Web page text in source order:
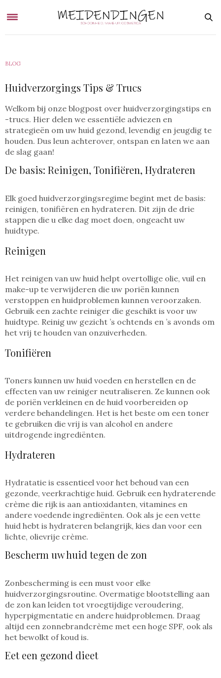
BLOG
Huidverzorgings Tips & Trucs
Welkom bij onze blogpost over huidverzorgingstips en
-trucs. Hier delen we essentiële adviezen en
strategieën om uw huid gezond, levendig en jeugdig te
houden. Dus leun achterover, ontspan en laten we aan
de slag gaan!
De basis: Reinigen, Tonifiëren, Hydrateren
Elk goed huidverzorgingsregime begint met de basis:
reinigen, tonifiëren en hydrateren. Dit zijn de drie
stappen die u elke dag moet doen, ongeacht uw
huidtype.
Reinigen
Het reinigen van uw huid helpt overtollige olie, vuil en
make-up te verwijderen die uw poriën kunnen
verstoppen en huidproblemen kunnen veroorzaken.
Gebruik een zachte reiniger die geschikt is voor uw
huidtype. Reinig uw gezicht ’s ochtends en ’s avonds om
het vrij te houden van onzuiverheden.
Tonifiëren
Toners kunnen uw huid voeden en herstellen en de
effecten van uw reiniger neutraliseren. Ze kunnen ook
de poriën verkleinen en de huid voorbereiden op
verdere behandelingen. Het is het beste om een toner
te gebruiken die vrij is van alcohol en andere
uitdrogende ingrediënten.
Hydrateren
Hydratatie is essentieel voor het behoud van een
gezonde, veerkrachtige huid. Gebruik een hydraterende
crème die rijk is aan antioxidanten, vitamines en
andere voedende ingrediënten. Ook als je een vette
huid hebt is hydrateren belangrijk, kies dan voor een
lichte, olievrije crème.
Bescherm uw huid tegen de zon
Zonbescherming is een must voor elke
huidverzorgingsroutine. Overmatige blootstelling aan
de zon kan leiden tot vroegtijdige veroudering,
hyperpigmentatie en andere huidproblemen. Draag
altijd een zonnebrandcrème met een hoge SPF, ook als
het bewolkt of koud is.
Eet een gezond dieet